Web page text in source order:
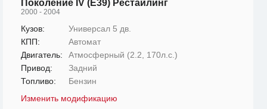
Поколение IV (E39) Рестайлинг
2000 - 2004
Кузов:
Универсал 5 дв.
КПП:
Автомат
Двигатель:
Атмосферный (2.2, 170л.с.)
Привод:
Задний
Топливо:
Бензин
Изменить модификацию